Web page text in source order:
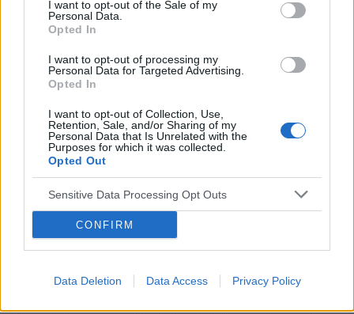
I want to opt-out of the Sale of my
Personal Data.
Opted In
I want to opt-out of processing my
Personal Data for Targeted Advertising.
Opted In
I want to opt-out of Collection, Use,
Retention, Sale, and/or Sharing of my
Personal Data that Is Unrelated with the
Purposes for which it was collected.
Opted Out
Sensitive Data Processing Opt Outs
CONFIRM
Data Deletion Data Access Privacy Policy
ich językiem pokazać problemy związane z piciem
Jak wskazuje badanie ESPAD, wciąż wysoki odsetek
badanych przyznaje się do przekraczania progu
nietrzeźwości. W czasie ostatnich 30 dni przed
badaniem chociaż raz upiło się 13 proc. 15–16-
latków i to w takim stopniu, że doświadczało
zaburzeń równowagi, mowy lub nie pamiętało, co się
z nimi działo. W czasie całego życia ani razu nie
upiło się tylko 68 proc. uczniów z tej grupy.